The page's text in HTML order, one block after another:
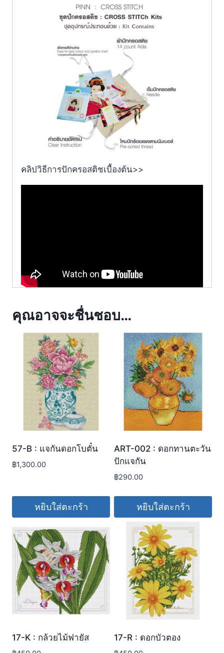
คลิปวิธีการปักครอสติชเบื้องต้น>>
คุณอาจจะชื่นชอบ…
57-B : แจกันดอกโบตั๋น
฿1,300.00
หยิบใส่ตะกร้า
ART-002 : ดอกทานตะวัน
ปักแจกัน
฿290.00
หยิบใส่ตะกร้า
17-K : กล้วยไม้ฟายัส 17-R : ดอกบัวตอง